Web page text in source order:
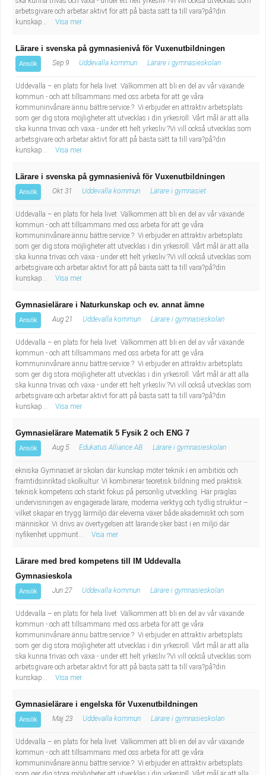
arbetsgivare och arbetar aktivt för att på bästa sätt ta till vara?på?din
kunskap...
Visa mer
Lärare i svenska på gymnasienivå för Vuxenutbildningen
Ansök Sep 9 Uddevalla kommun Lärare i gymnasieskolan
Uddevalla – en plats för hela livet Välkommen att bli en del av vår växande
kommun - och att tillsammans med oss arbeta för att ge våra
kommuninvånare ännu bättre service.? Vi erbjuder en attraktiv arbetsplats
som ger dig stora möjligheter att utvecklas i din yrkesroll. Vårt mål är att alla
ska kunna trivas och växa - under ett helt yrkesliv.?Vi vill också utvecklas som
arbetsgivare och arbetar aktivt för att på bästa sätt ta till vara?på?din
kunskap...
Visa mer
Lärare i svenska på gymnasienivå för Vuxenutbildningen
Ansök Okt 31 Uddevalla kommun Lärare i gymnasiet
Uddevalla – en plats för hela livet Välkommen att bli en del av vår växande
kommun - och att tillsammans med oss arbeta för att ge våra
kommuninvånare ännu bättre service.? Vi erbjuder en attraktiv arbetsplats
som ger dig stora möjligheter att utvecklas i din yrkesroll. Vårt mål är att alla
ska kunna trivas och växa - under ett helt yrkesliv.?Vi vill också utvecklas som
arbetsgivare och arbetar aktivt för att på bästa sätt ta till vara?på?din
kunskap...
Visa mer
Gymnasielärare i Naturkunskap och ev. annat ämne
Ansök Aug 21 Uddevalla kommun Lärare i gymnasieskolan
Uddevalla – en plats för hela livet Välkommen att bli en del av vår växande
kommun - och att tillsammans med oss arbeta för att ge våra
kommuninvånare ännu bättre service.? Vi erbjuder en attraktiv arbetsplats
som ger dig stora möjligheter att utvecklas i din yrkesroll. Vårt mål är att alla
ska kunna trivas och växa - under ett helt yrkesliv.?Vi vill också utvecklas som
arbetsgivare och arbetar aktivt för att på bästa sätt ta till vara?på?din
kunskap...
Visa mer
Gymnasielärare Matematik 5 Fysik 2 och ENG 7
Ansök Aug 5 Edukatus Alliance AB Lärare i gymnasieskolan
ekniska Gymnasiet är skolan där kunskap möter teknik i en ambitiös och
framtidsinriktad skolkultur. Vi kombinerar teoretisk bildning med praktisk
teknisk kompetens och starkt fokus på personlig utveckling. Här präglas
undervisningen av engagerade lärare, moderna verktyg och tydlig struktur –
vilket skapar en trygg lärmiljö där eleverna växer både akademiskt och som
människor. Vi drivs av övertygelsen att lärande sker bäst i en miljö där
nyfikenhet uppmunt...
Visa mer
Lärare med bred kompetens till IM Uddevalla
Gymnasieskola
Ansök Jun 27 Uddevalla kommun Lärare i gymnasieskolan
Uddevalla – en plats för hela livet Välkommen att bli en del av vår växande
kommun - och att tillsammans med oss arbeta för att ge våra
kommuninvånare ännu bättre service.? Vi erbjuder en attraktiv arbetsplats
som ger dig stora möjligheter att utvecklas i din yrkesroll. Vårt mål är att alla
ska kunna trivas och växa - under ett helt yrkesliv.?Vi vill också utvecklas som
arbetsgivare och arbetar aktivt för att på bästa sätt ta till vara?på?din
kunskap...
Visa mer
Gymnasielärare i engelska för Vuxenutbildningen
Ansök Maj 23 Uddevalla kommun Lärare i gymnasieskolan
Uddevalla – en plats för hela livet Välkommen att bli en del av vår växande
kommun - och att tillsammans med oss arbeta för att ge våra
kommuninvånare ännu bättre service.? Vi erbjuder en attraktiv arbetsplats